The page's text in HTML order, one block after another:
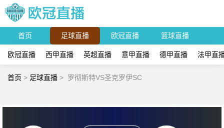
首页 足球直播 欧冠直播 篮球直播
欧冠直播 西甲直播 英超直播 意甲直播 德甲直播 法甲直
首页 > 足球直播 > 罗彻斯特VS圣克罗伊SC